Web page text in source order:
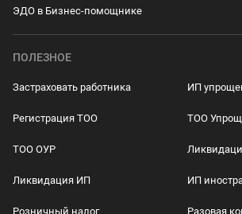
ЭДО в Бизнес-помощнике
ПОЛЕЗНОЕ
Застраховать работника ИП
Регистрация ТОО ТОО
ТОО ОУР
Ликвидация ИП ИП
Розничный налог Разовая